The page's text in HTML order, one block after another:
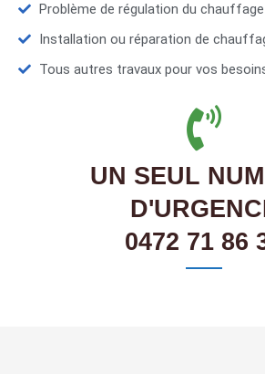
Problème de régulation du chauffage
Installation ou réparation de
Tous autres travaux pour vos
UN SEUL
0472 71 86